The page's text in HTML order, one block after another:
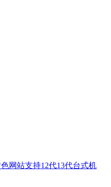
网站支持12代13代台式机